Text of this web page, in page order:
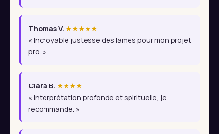
Thomas V. ★★★★★
« Incroyable justesse des lames pour mon projet
pro. »
Clara B. ★★★★
« Interprétation profonde et spirituelle, je
recommande. »